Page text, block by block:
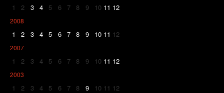
1 2 3 4 5 6 7 8 9 10 11 12
2008
1 2 3 4 5 6 7 8 9 10 11 12
2007
1 2 3 4 5 6 7 8 9 10 11 12
2003
1 2 3 4 5 6 7 8 9 10 11 12